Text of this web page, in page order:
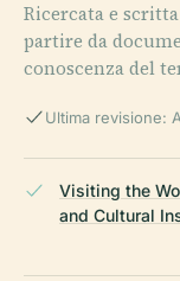
Ricercata e
partire da
conoscenza del
Ultima revisione:
Visiting the
and Cultural